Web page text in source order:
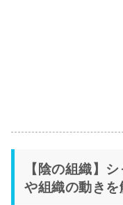
【陰の組織】
や組織の動き